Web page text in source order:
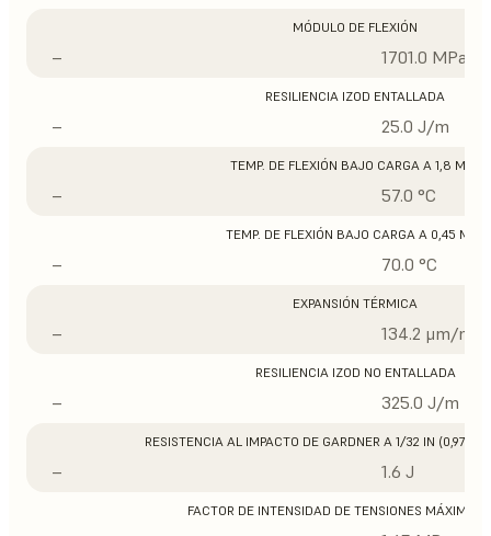
MÓDULO DE FLEXIÓN
– 1701.0 MPa
RESILIENCIA IZOD ENTALLADA
– 25.0 J/m
TEMP. DE FLEXIÓN BAJO CARGA A 1,8 MPA
– 57.0 °C
TEMP. DE FLEXIÓN BAJO CARGA A 0,45 MPA
– 70.0 °C
EXPANSIÓN TÉRMICA
– 134.2 μm/m/
RESILIENCIA IZOD NO ENTALLADA
– 325.0 J/m
RESISTENCIA AL IMPACTO DE GARDNER A 1/32 IN (0,97
– 1.6 J
FACTOR DE INTENSIDAD DE TENSIONES MÁXIMO